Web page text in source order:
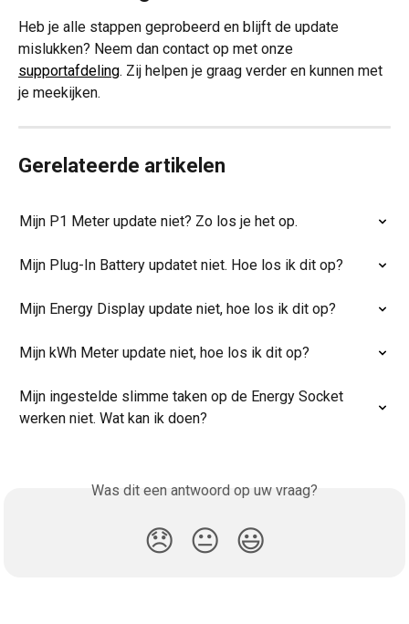
Heb je alle stappen geprobeerd en blijft de update
mislukken? Neem dan contact op met onze
supportafdeling. Zij helpen je graag verder en kunnen met
je meekijken.
Gerelateerde artikelen
Mijn P1 Meter update niet? Zo los je het op.
Mijn Plug-In Battery updatet niet. Hoe los ik dit op?
Mijn Energy Display update niet, hoe los ik dit op?
Mijn kWh Meter update niet, hoe los ik dit op?
Mijn ingestelde slimme taken op de Energy Socket
werken niet. Wat kan ik doen?
Was dit een antwoord op uw vraag?
😞 😐 😃